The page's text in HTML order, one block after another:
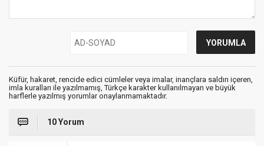
Küfür, hakaret, rencide edici cümleler veya imalar, inançlara saldırı içeren,
imla kuralları ile yazılmamış, Türkçe karakter kullanılmayan ve büyük
harflerle yazılmış yorumlar onaylanmamaktadır.
10 Yorum